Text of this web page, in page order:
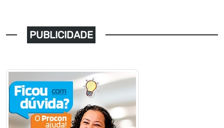
PUBLICIDADE